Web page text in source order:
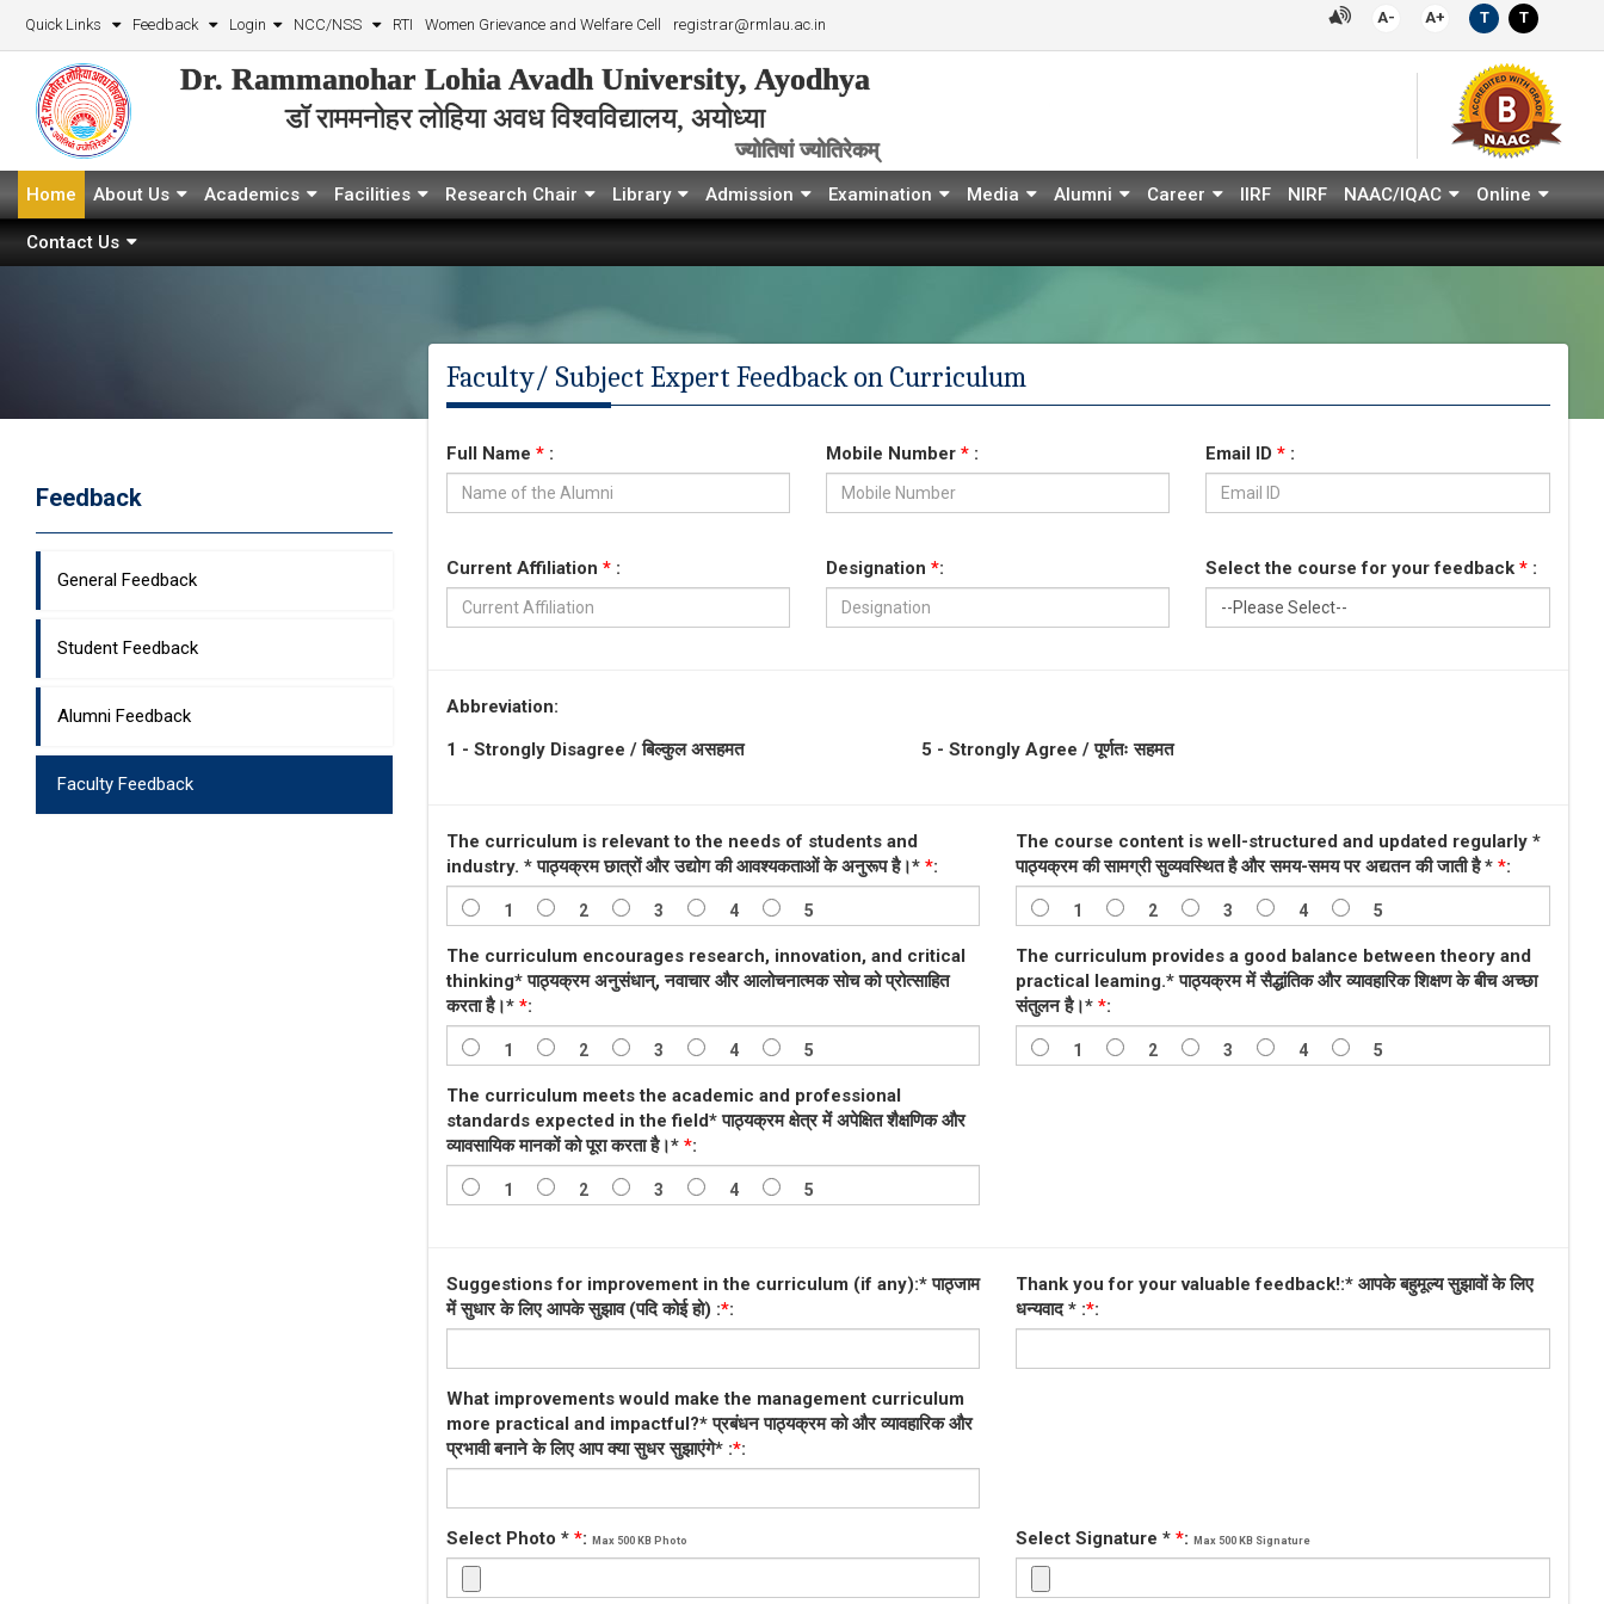
Quick Links Feedback Login NCC/NSS RTI Women Grievance and Welfare Cell registrar@rmlau.ac.in A- A+ T T
Dr. Rammanohar Lohia Avadh University, Ayodhya
डॉ राममनोहर लोहिया अवध विश्‍वविद्यालय, अयोध्या
ज्योतिषां ज्योतिरेकम्
Home About Us Academics Facilities Research Chair Library Admission Examination Media Alumni Career IIRF NIRF NAAC/IQAC Online
Contact Us
Feedback
General Feedback
Student Feedback
Alumni Feedback
Faculty Feedback
Faculty/ Subject Expert Feedback on Curriculum
Full Name *: Mobile Number *: Email ID* :
Current Affiliation *: Designation *: Select the course for your feedback* :
Abbreviation:
1 - Strongly Disagree / बिल्कुल असहमत
5 - Strongly Agree / पूर्णतः सहमत
The curriculum is relevant to the needs of students and
industry. * पाठ्यक्रम छात्रों और उद्योग की आवश्यकताओं के अनुरूप है।* *:
1 2 3 4 5
The course content is well-structured and updated regularly *
पाठ्यक्रम की सामग्री सुव्यवस्थित है और समय-समय पर अद्यतन की जाती है **:
1 2 3 4 5
The curriculum encourages research, innovation, and critical
thinking* पाठ्यक्रम अनुसंधान्, नवाचार और आलोचनात्मक सोच को प्रोत्साहित
करता है।* *:
1 2 3 4 5
The curriculum provides a good balance between theory and
practical leaming.* पाठ्यक्रम में सैद्धांतिक और व्यावहारिक शिक्षण के बीच अच्छा
संतुलन है।**:
1 2 3 4 5
The curriculum meets the academic and professional
standards expected in the field* पाठ्यक्रम क्षेत्र में अपेक्षित शैक्षणिक और
व्यावसायिक मानकों को पूरा करता है।* *:
1 2 3 4 5
Suggestions for improvement in the curriculum (if any):* पाठ्जाम
में सुधार के लिए आपके सुझाव (पदि कोई हो) :*:
Thank you for your valuable feedback!:* आपके बहुमूल्य सुझावों के लिए
धन्यवाद * :*:
What improvements would make the management curriculum
more practical and impactful?* प्रबंधन पाठ्यक्रम को और व्यावहारिक और
प्रभावी बनाने के लिए आप क्या सुधर सुझाएंगे* :*:
Select Photo * *: Max 500 KB Photo Select Signature **:Max 500 KB Signature